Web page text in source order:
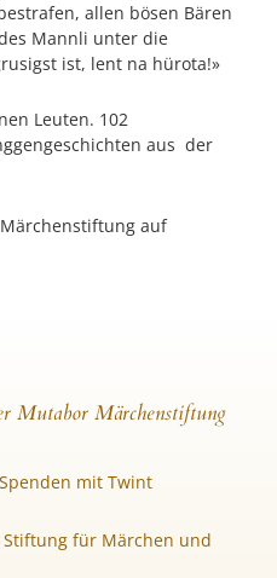
allen bösen Bären
Mannli unter die
ist, lent na hürota!»
Leuten. 102
aus der
auf
Mutabor Märchenstiftung
Spenden mit Twint
für Märchen und